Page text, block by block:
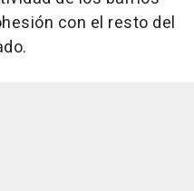
con el resto del